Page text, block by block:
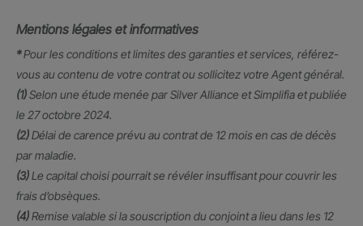
Mentions légales et informatives
*Pour les conditions et limites des garanties et services, référez-
vous au contenu de votre contrat ou sollicitez votre Agent général.
(1)Selon une étude menée par Silver Alliance et Simplifia et publiée
le 27 octobre 2024.
(2)Délai de carence prévu au contrat de 12 mois en cas de décès
par maladie.
(3)Le capital choisi pourrait se révéler insuffisant pour couvrir les
frais d’obsèques.
(4)Remise valable si la souscription du conjoint a lieu dans les 12